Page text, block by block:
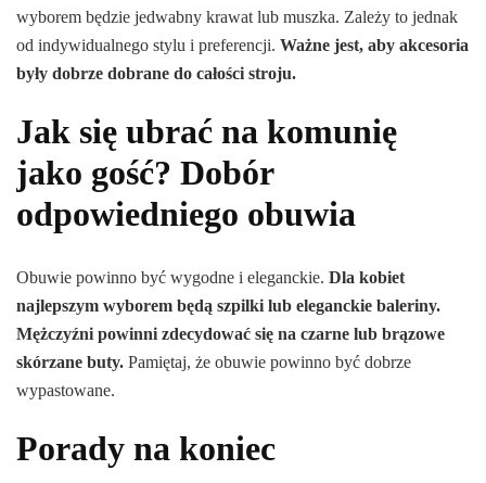
wyborem będzie jedwabny krawat lub muszka. Zależy to jednak
od indywidualnego stylu i preferencji. Ważne jest, aby akcesoria
były dobrze dobrane do całości stroju.
Jak się ubrać na komunię
jako gość? Dobór
odpowiedniego obuwia
Obuwie powinno być wygodne i eleganckie. Dla kobiet
najlepszym wyborem będą szpilki lub eleganckie baleriny.
Mężczyźni powinni zdecydować się na czarne lub brązowe
skórzane buty. Pamiętaj, że obuwie powinno być dobrze
wypastowane.
Porady na koniec